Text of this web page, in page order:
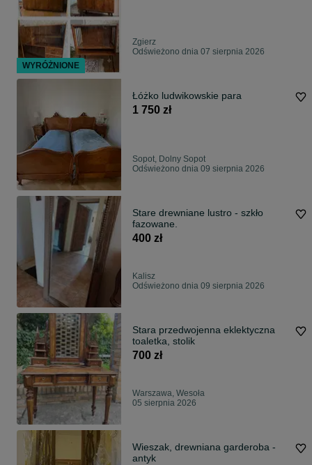
Zgierz
Odświeżono dnia 07 sierpnia 2026
Łóżko ludwikowskie para
1 750 zł
Sopot, Dolny Sopot
Odświeżono dnia 09 sierpnia 2026
Stare drewniane lustro - szkło
fazowane.
400 zł
Kalisz
Odświeżono dnia 09 sierpnia 2026
Stara przedwojenna eklektyczna
toaletka, stolik
700 zł
Warszawa, Wesoła
05 sierpnia 2026
Wieszak, drewniana garderoba -
antyk
WYRÓŻNIONE